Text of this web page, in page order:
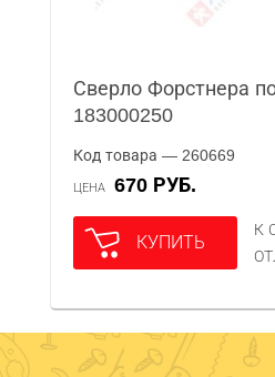
Сверло Форстнера
183000250
Код товара — 260669
ЦЕНА 670 РУБ.
КУПИТЬ
К